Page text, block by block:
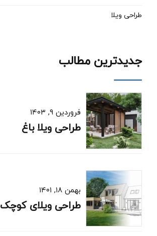
طراحی ویلا
جدیدترین مطالب
فروردین ۹, ۱۴۰۳
طراحی ویلا باغ
بهمن ۱۸, ۱۴۰۱
طراحی ویلای کوچک